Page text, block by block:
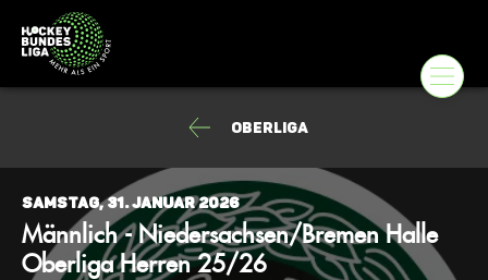
Oberliga
Samstag, 31. Januar 2026
Männlich - Niedersachsen/Bremen Halle
Oberliga Herren 25/26